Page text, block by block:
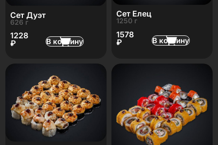
Сет Дуэт
626 г
1228
₽
В корзину
Сет Елец
1250 г
1578
₽
В корзину